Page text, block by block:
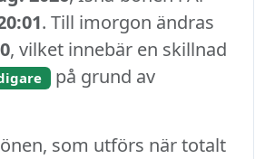
. Till imorgon ändras
, vilket innebär en skillnad
på grund av
som utförs när totalt